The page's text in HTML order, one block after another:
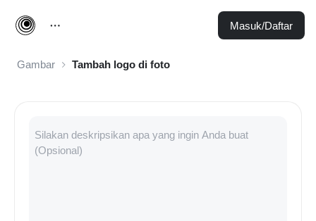
Masuk/Daftar
Gambar Tambah logo di foto